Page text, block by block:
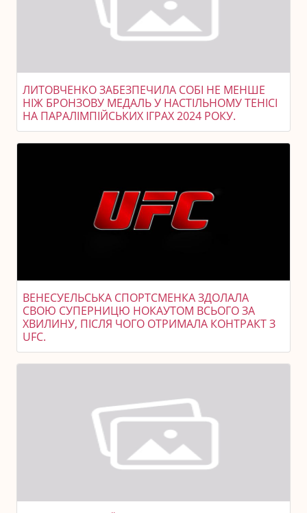
ЛИТОВЧЕНКО ЗАБЕЗПЕЧИЛА СОБІ НЕ МЕНШЕ
НІЖ БРОНЗОВУ МЕДАЛЬ У НАСТІЛЬНОМУ ТЕНІСІ
НА ПАРАЛІМПІЙСЬКИХ ІГРАХ 2024 РОКУ.
ВЕНЕСУЕЛЬСЬКА СПОРТСМЕНКА ЗДОЛАЛА
СВОЮ СУПЕРНИЦЮ НОКАУТОМ ВСЬОГО ЗА
ХВИЛИНУ, ПІСЛЯ ЧОГО ОТРИМАЛА КОНТРАКТ З
UFC.